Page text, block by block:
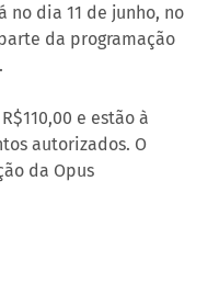
no dia 11 de junho, no
da programação
e estão à
autorizados. O
da Opus